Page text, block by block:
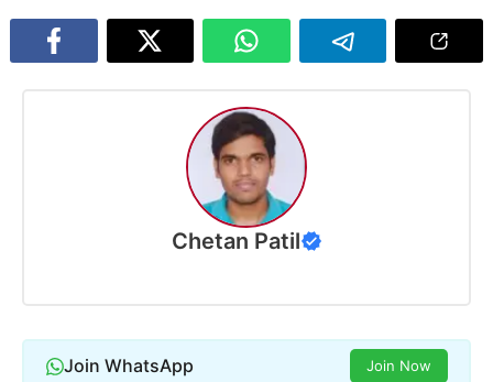
Chetan Patil
Join WhatsApp Join Now